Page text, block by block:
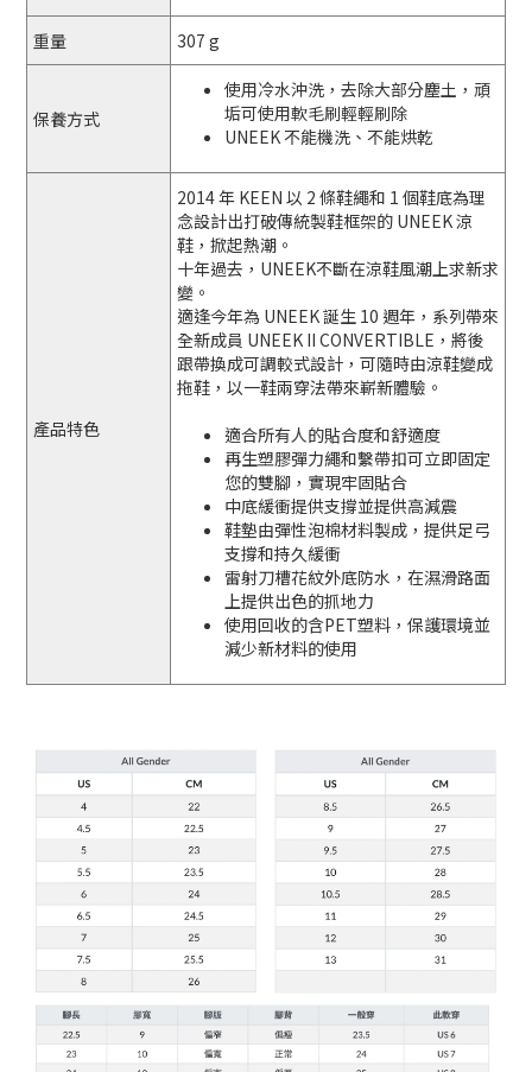
重量 307 g
保養方式
使用冷水沖洗，去除大部分塵土，頑
垢可使用軟毛刷輕輕刷除
UNEEK 不能機洗、不能烘乾
產品特色
2014 年 KEEN 以 2 條鞋繩和 1 個鞋底為理
念設計出打破傳統製鞋框架的 UNEEK 涼
鞋，掀起熱潮。
十年過去，UNEEK不斷在涼鞋風潮上求新求
變。
適逢今年為 UNEEK 誕生 10 週年，系列帶來
全新成員 UNEEK II CONVERTIBLE，將後
跟帶換成可調較式設計，可隨時由涼鞋變成
拖鞋，以一鞋兩穿法帶來嶄新體驗。
適合所有人的貼合度和舒適度
再生塑膠彈力繩和繫帶扣可立即固定
您的雙腳，實現牢固貼合
中底緩衝提供支撐並提供高減震
鞋墊由彈性泡棉材料製成，提供足弓
支撐和持久緩衝
雷射刀槽花紋外底防水，在濕滑路面
上提供出色的抓地力
使用回收的含PET塑料，保護環境並
減少新材料的使用